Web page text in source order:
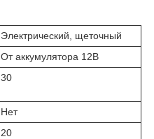
Электрический, щеточный
От аккумулятора 12В
30
Нет
20